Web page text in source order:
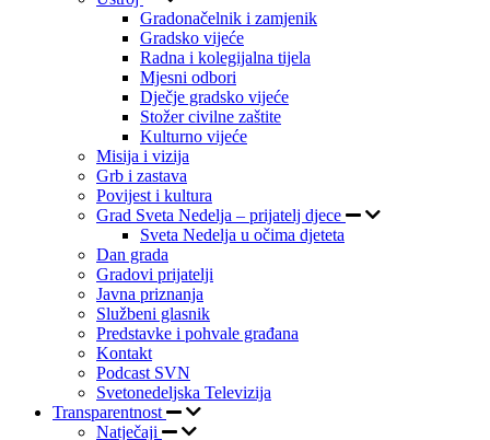
Gradonačelnik i zamjenik
Gradsko vijeće
Radna i kolegijalna tijela
Mjesni odbori
Dječje gradsko vijeće
Stožer civilne zaštite
Kulturno vijeće
Misija i vizija
Grb i zastava
Povijest i kultura
Grad Sveta Nedelja – prijatelj djece
Sveta Nedelja u očima djeteta
Dan grada
Gradovi prijatelji
Javna priznanja
Službeni glasnik
Predstavke i pohvale građana
Kontakt
Podcast SVN
Svetonedeljska Televizija
Transparentnost
Natječaji